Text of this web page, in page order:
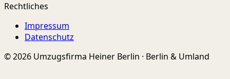
Rechtliches
Impressum
Datenschutz
© 2026 Umzugsfirma Heiner Berlin · Berlin & Umland